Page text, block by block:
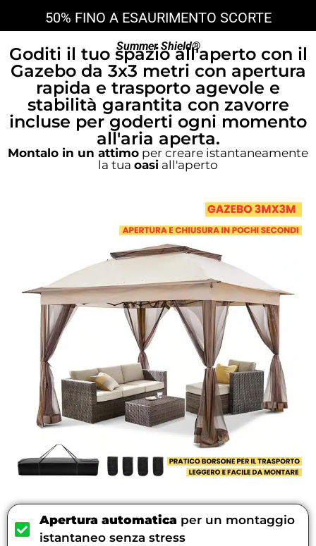
50% FINO A ESAURIMENTO SCORTE
Summer Shield®
Goditi il tuo spazio all'aperto con il
Gazebo da 3x3 metri con apertura
rapida e trasporto agevole e
stabilità garantita con zavorre
incluse per goderti ogni momento
all'aria aperta.
Montalo in un attimo per creare istantaneamente
la tua oasi all'aperto
Apertura automatica per un montaggio
istantaneo senza stress